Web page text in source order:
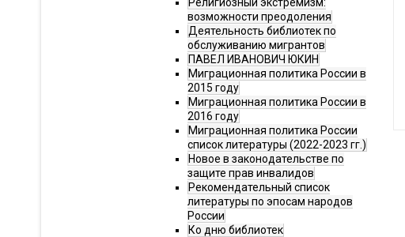
возможности преодоления
Деятельность библиотек по
обслуживанию мигрантов
ПАВЕЛ ИВАНОВИЧ ЮКИН
Миграционная политика России в
2015 году
Миграционная политика России в
2016 году
Миграционная политика России
список литературы (2022-2023 гг.)
Новое в законодательстве по
защите прав инвалидов
Рекомендательный список
литературы по эпосам народов
России
Ко дню библиотек